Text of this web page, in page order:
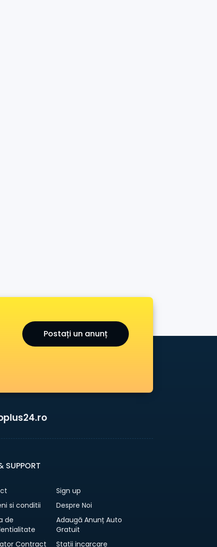
Postați un anunț
SUPPORT
Sign up
si conditii
Despre Noi
de
Adaugă Anunț Auto
Gratuit
Contract
Statii incarcare